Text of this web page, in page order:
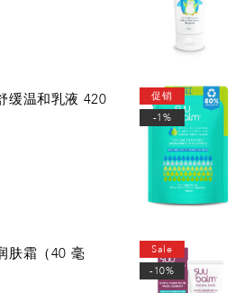
缓温和乳液 420
促销
-1%
肤霜（40 毫
Sale
-10%